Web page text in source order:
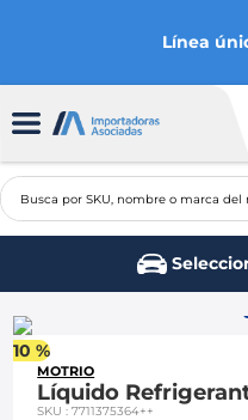
Línea
Busca por SKU, nombre
10 %
MOTRIO
Líquido
SKU:7711375364++
2
3.
spark gt
ford fiesta